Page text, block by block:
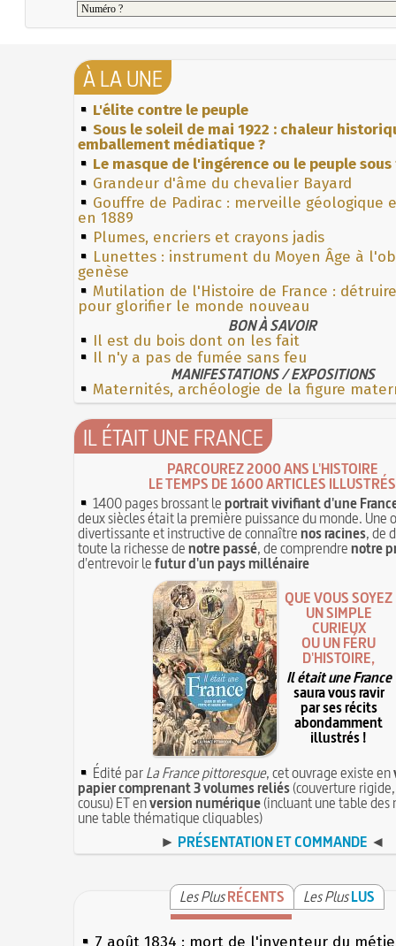
À LA UNE
L'élite contre le peuple
Sous le soleil de mai 1922 : chaleur
emballement médiatique ?
Le masque de l'ingérence ou le peuple
Grandeur d'âme du chevalier Bayard
Gouffre de Padirac : merveille géologique
en 1889
Plumes, encriers et crayons jadis
Lunettes : instrument du Moyen Âge à
genèse
Mutilation de l'Histoire de France :
pour glorifier le monde nouveau
BON À SAVOIR
Il est du bois dont on les fait
Il n'y a pas de fumée sans feu
MANIFESTATIONS / EXPOSITIONS
Maternités, archéologie de la figure
IL ÉTAIT UNE FRANCE
PARCOUREZ 2000 ANS L'HISTOIRE
LE TEMPS DE 1600 ARTICLES ILLUSTRÉS
1400 pages brossant leportrait vivifiant d'une
deux siècles était la première puissance du monde. Une
divertissante et instructive de connaîtrenos racines, de
toute la richesse denotre passé, de comprendrenotre
d'entrevoir lefutur d'un pays millénaire
QUE VOUS SOYEZ
UN SIMPLE
CURIEUX
OU UN FÉRU
D'HISTOIRE,
Il était une France
saura vous ravir
par ses récits
abondamment
illustrés !
Édité parLa France pittoresque, cet ouvrage existe en
papier comprenant 3 volumes reliés(couverture
cousu) ET enversion numérique(incluant une table des
une table thématique cliquables)
► PRÉSENTATION ET COMMANDE ◄
Les PlusRÉCENTS Les PlusLUS
7 août 1834 : mort de l'inventeur du